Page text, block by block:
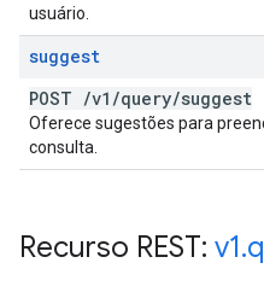
usuário.
suggest
POST /v1 /query/suggest
Oferece sugestões para
consulta.
Recurso REST: v1.